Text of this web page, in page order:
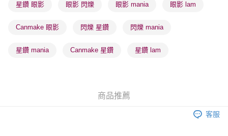
物流公司進行物流配送
星鑽 眼影 眼影 閃爍 眼影 mania 眼影 lam
Canmake 眼影 閃爍 星鑽 閃爍 mania
星鑽 mania Canmake 星鑽 星鑽 lam
商品推薦
客服